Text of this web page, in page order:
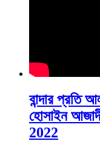
বান্দার প্রতি
হোসাইন
2022